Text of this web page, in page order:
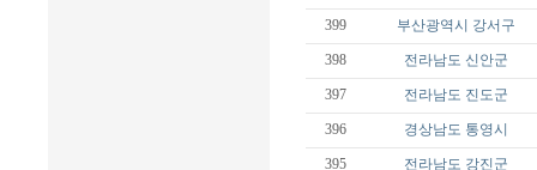
399 부산광역시 강서구
398 전라남도 신안군
397 전라남도 진도군
396 경상남도 통영시
395 전라남도 강진군